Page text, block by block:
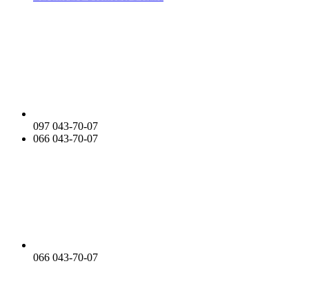
097 043-70-07
066 043-70-07
066 043-70-07